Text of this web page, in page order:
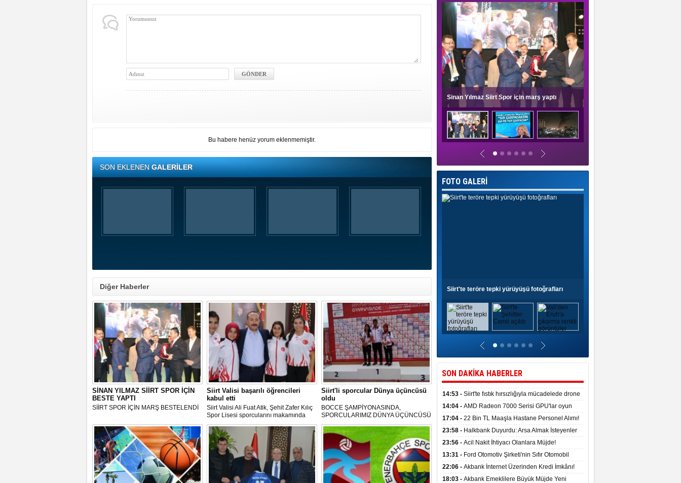
Bu habere henüz yorum eklenmemiştir.
SON EKLENENGALERİLER
Diğer Haberler
SİNAN YILMAZ SİİRT SPOR İÇİN
BESTE YAPTI
SİİRT SPOR İÇİN MARŞ BESTELENDİ
Siirt Valisi başarılı öğrencileri
kabul etti
Siirt Valisi Ali Fuat Atik, Şehit Zafer Kılıç
Spor Lisesi sporcularını makamında
kabul etti.
Siirt'li sporcular Dünya üçüncüsü
oldu
BOCCE ŞAMPİYONASINDA,
SPORCULARIMIZ DÜNYA ÜÇÜNCÜSÜ
OLDU
Sinan Yılmaz Siirt Spor için marş yaptı
FOTO GALERİ
Siirt'te teröre tepki yürüyüşü fotoğrafları
SON DAKİKA HABERLER
14:53 - Siirt'te fıstık hırsızlığıyla mücadelede drone
kullanıldı
14:04 - AMD Radeon 7000 Serisi GPU'lar oyun
dünyasında fırtınalar estirdi
17:04 - 22 Bin TL Maaşla Hastane Personel Alımı!
KPSS Şartı, Mülakat Yok! İş Arayanlar İçin…
23:58 - Halkbank Duyurdu: Arsa Almak İsteyenler
Acele Edin!
23:56 - Acil Nakit İhtiyacı Olanlara Müjde!
Bankaların Kredi Faiz Oranları Açıklandı! Uzun
Vadeyle Düşük Faizle Ödeme İmkânı!
13:31 - Ford Otomotiv Şirketi'nin Sıfır Otomobil
Kampanyasıyla Avantajlı Fiyatlar ve Takas İmkânı!
22:06 - Akbank İnternet Üzerinden Kredi İmkânı!
18:03 - Akbank Emeklilere Büyük Müjde Yeni